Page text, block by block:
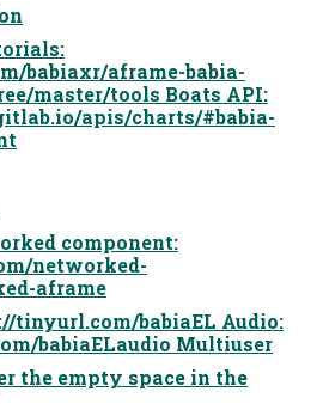
babiaxr/aframe-babia-
master/tools Boats API:
apis/charts/#babia-
component:
networked-
aframe
tinyurl.com/babiaEL Audio:
babiaELaudio Multiuser
the empty space in the